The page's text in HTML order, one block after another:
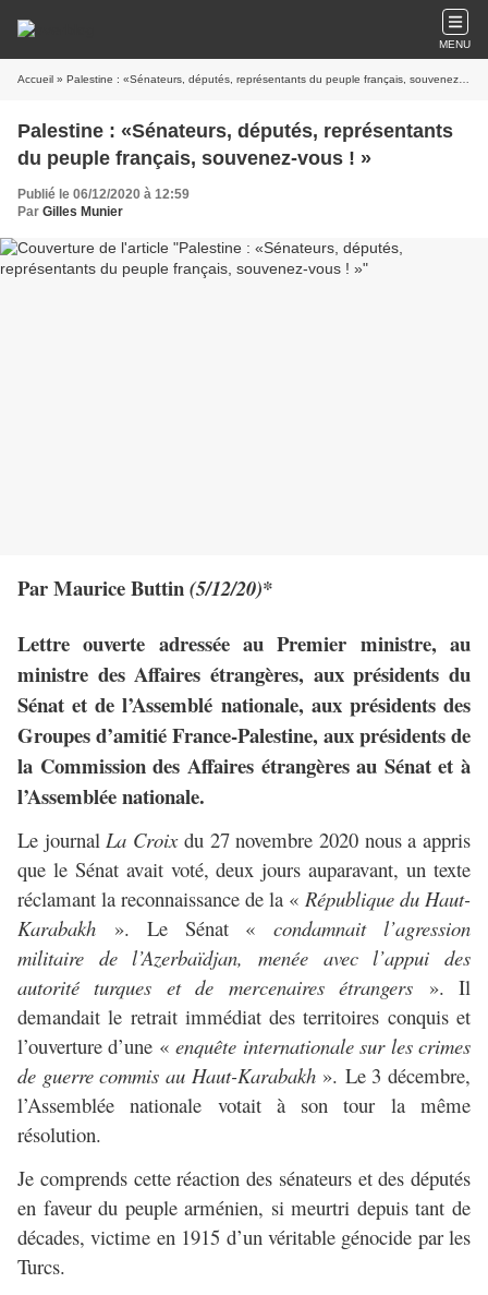
MENU
Accueil » Palestine : «Sénateurs, députés, représentants du peuple français, souvenez-vous ! »
Palestine : «Sénateurs, députés, représentants
du peuple français, souvenez-vous ! »
Publié le 06/12/2020 à 12:59
Par Gilles Munier
Par Maurice Buttin(5/12/20)*
Lettre ouverte adressée au Premier ministre, au
ministre des Affaires étrangères, aux présidents du
Sénat et de l’Assemblé nationale, aux présidents des
Groupes d’amitié France-Palestine, aux présidents de
la Commission des Affaires étrangères au Sénat et à
l’Assemblée nationale.
Le journalLa Croixdu 27 novembre 2020 nous a appris
que le Sénat avait voté, deux jours auparavant, un texte
réclamant la reconnaissance de la « République du Haut-
Karabakh ». Le Sénat «condamnait l’agression
militaire de l’Azerbaïdjan, menée avec l’appui des
autorité turques et de mercenaires étrangers ». Il
demandait le retrait immédiat des territoires conquis et
l’ouverture d’une «enquête internationale sur les crimes
de guerre commis au Haut-Karabakh». Le 3 décembre,
l’Assemblée nationale votait à son tour la même
résolution.
Je comprends cette réaction des sénateurs et des députés
en faveur du peuple arménien, si meurtri depuis tant de
décades, victime en 1915 d’un véritable génocide par les
Turcs.